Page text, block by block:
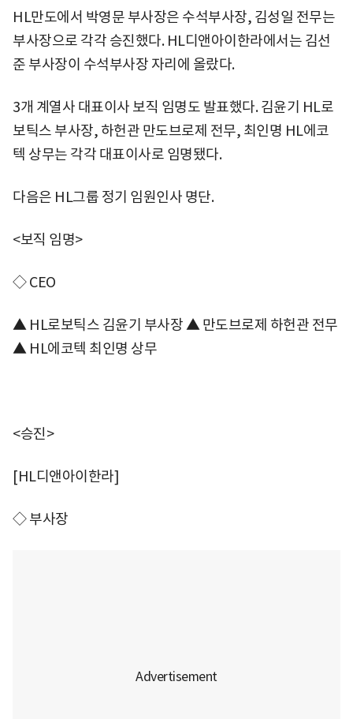
HL만도에서 박영문 부사장은 수석부사장, 김성일 전무는
부사장으로 각각 승진했다. HL디앤아이한라에서는 김선
준 부사장이 수석부사장 자리에 올랐다.
3개 계열사 대표이사 보직 임명도 발표했다. 김윤기 HL로
보틱스 부사장, 하헌관 만도브로제 전무, 최인명 HL에코
텍 상무는 각각 대표이사로 임명됐다.
다음은 HL그룹 정기 임원인사 명단.
<보직 임명>
◇ CEO
▲ HL로보틱스 김윤기 부사장 ▲ 만도브로제 하헌관 전무
▲ HL에코텍 최인명 상무
<승진>
[HL디앤아이한라]
◇ 부사장